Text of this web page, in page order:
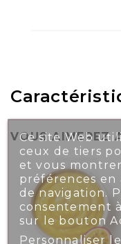
VOUS AIMEREZ
Ce site Web
ceux de tiers
et vous
préférences en
de navigation.
consentement
sur le bouton
Personnaliser